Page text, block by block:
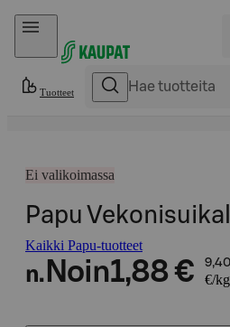
Hyppää sisältöön
Tuotteet
Ei valikoimassa
Papu
Kaikki Papu-tuotteet
n. Noin1,88 €
€/kg